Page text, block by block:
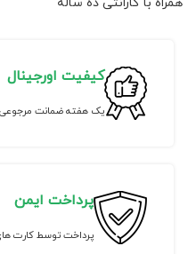
کیفیت اورجینال
یک هفته ضمانت
پرداخت ایمن
پرداخت توسط کارت